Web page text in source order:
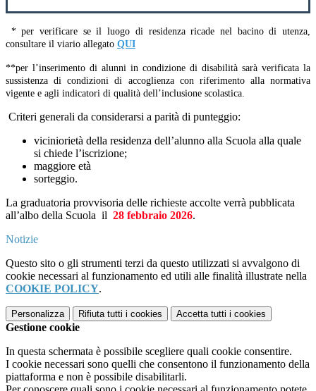
* per verificare se il luogo di residenza ricade nel bacino di utenza,
consultare il viario allegato QUI
**per l’inserimento di alunni in condizione di disabilità sarà verificata la
sussistenza di condizioni di accoglienza con riferimento alla normativa
vigente e agli indicatori di qualità dell’inclusione scolastica.
Criteri generali da considerarsi a parità di punteggio:
viciniorietà della residenza dell’alunno alla Scuola alla quale
si chiede l’iscrizione;
maggiore età
sorteggio.
La graduatoria provvisoria delle richieste accolte verrà pubblicata
all’albo della Scuola il 28 febbraio 2026.
Notizie
Questo sito o gli strumenti terzi da questo utilizzati si avvalgono di
cookie necessari al funzionamento ed utili alle finalità illustrate nella
COOKIE POLICY.
Personalizza Rifiuta tutti i cookies Accetta tutti i cookies
Gestione cookie
In questa schermata è possibile scegliere quali cookie consentire.
I cookie necessari sono quelli che consentono il funzionamento della
piattaforma e non è possibile disabilitarli.